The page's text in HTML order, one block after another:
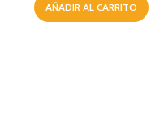
AÑADIR AL CARRITO